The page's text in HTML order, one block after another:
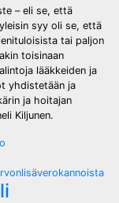
– eli se, että
syy oli se, että
tai paljon
toisinaan
lääkkeiden ja
yhdistetään ja
ja hoitajan
Kiljunen.